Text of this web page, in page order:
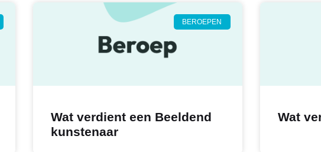
BEROEPEN
Wat verdient een Beeldend
kunstenaar
Wat